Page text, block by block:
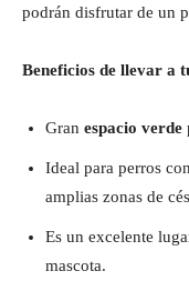
podrán disfrutar de un
Beneficios de llevar a
Gran espacio verde
Ideal para perros
amplias zonas de
Es un excelente
mascota.